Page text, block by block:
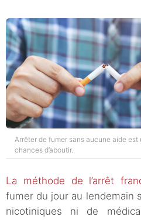
Arrêter de fumer sans aucune aide est
chances d’aboutir.
La méthode de l’arrêt
fumer du jour au lendemain
nicotiniques ni de